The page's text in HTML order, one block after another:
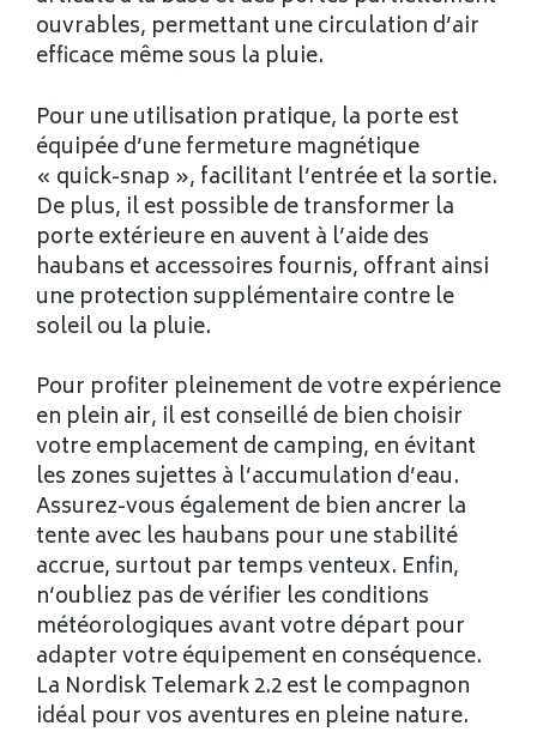
ouvrables, permettant une circulation d’air
efficace même sous la pluie.
Pour une utilisation pratique, la porte est
équipée d’une fermeture magnétique
« quick-snap », facilitant l’entrée et la sortie.
De plus, il est possible de transformer la
porte extérieure en auvent à l’aide des
haubans et accessoires fournis, offrant ainsi
une protection supplémentaire contre le
soleil ou la pluie.
Pour profiter pleinement de votre expérience
en plein air, il est conseillé de bien choisir
votre emplacement de camping, en évitant
les zones sujettes à l’accumulation d’eau.
Assurez-vous également de bien ancrer la
tente avec les haubans pour une stabilité
accrue, surtout par temps venteux. Enfin,
n’oubliez pas de vérifier les conditions
météorologiques avant votre départ pour
adapter votre équipement en conséquence.
La Nordisk Telemark 2.2 est le compagnon
idéal pour vos aventures en pleine nature.